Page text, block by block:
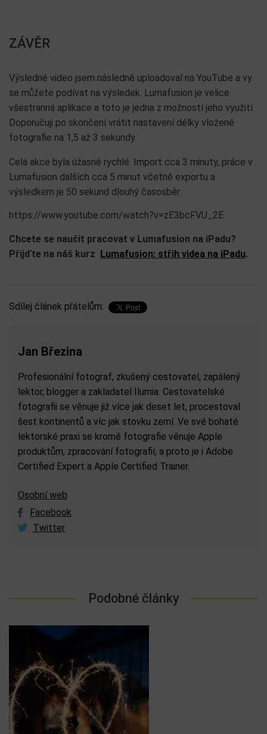
ZÁVĚR
Výsledné video jsem následně uploadoval na YouTube a vy
se můžete podívat na výsledek. Lumafusion je velice
všestranná aplikace a toto je jedna z možností jeho využití.
Doporučuji po skončení vrátit nastavení délky vložené
fotografie na 1,5 až 3 sekundy.
Celá akce byla úžasně rychlé. Import cca 3 minuty, práce v
Lumafusion dalších cca 5 minut včetně exportu a
výsledkem je 50 sekund dlouhý časosběr.
https://www.youtube.com/watch?v=zE3bcFVU_2E
Chcete se naučit pracovat v Lumafusion na iPadu?
Přijďte na náš kurz
Lumafusion: střih videa na iPadu.
Sdílej článek přátelům:
Jan Březina
Profesionální fotograf, zkušený cestovatel, zapálený
lektor, blogger a zakladatel Ilumia. Cestovatelské
fotografii se věnuje již více jak deset let, procestoval
šest kontinentů a víc jak stovku zemí. Ve své bohaté
lektorské praxi se kromě fotografie věnuje Apple
produktům, zpracování fotografií, a proto je i Adobe
Certified Expert a Apple Certified Trainer.
Osobní web
Facebook
Twitter
Podobné články